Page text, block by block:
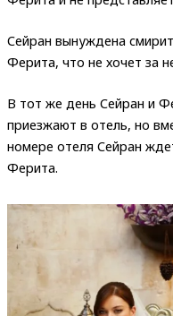
Сейран вынуждена
Ферита, что не хочет за
В тот же день Сейран и
приезжают в отель, но
номере отеля Сейран
Ферита.